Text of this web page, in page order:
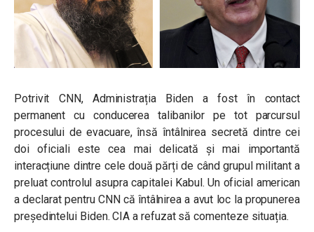
Potrivit CNN, Administrația Biden a fost în contact
permanent cu conducerea talibanilor pe tot parcursul
procesului de evacuare, însă întâlnirea secretă dintre cei
doi oficiali este cea mai delicată și mai importantă
interacțiune dintre cele două părți de când grupul militant a
preluat controlul asupra capitalei Kabul. Un oficial american
a declarat pentru CNN că întâlnirea a avut loc la propunerea
președintelui Biden. CIA a refuzat să comenteze situația.